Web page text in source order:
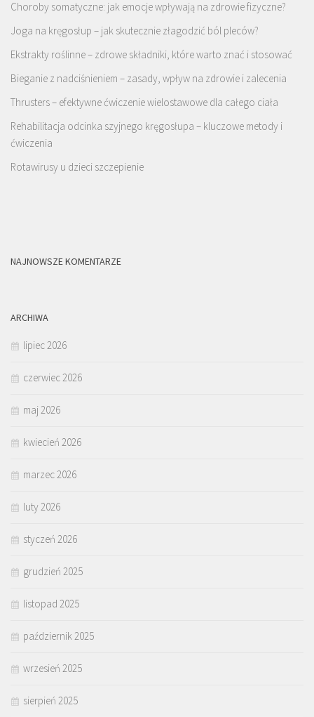
Choroby somatyczne: jak emocje wpływają na zdrowie fizyczne?
Joga na kręgosłup – jak skutecznie złagodzić ból pleców?
Ekstrakty roślinne – zdrowe składniki, które warto znać i stosować
Bieganie z nadciśnieniem – zasady, wpływ na zdrowie i zalecenia
Thrusters – efektywne ćwiczenie wielostawowe dla całego ciała
Rehabilitacja odcinka szyjnego kręgosłupa – kluczowe metody i
ćwiczenia
Rotawirusy u dzieci szczepienie
NAJNOWSZE KOMENTARZE
ARCHIWA
lipiec 2026
czerwiec 2026
maj 2026
kwiecień 2026
marzec 2026
luty 2026
styczeń 2026
grudzień 2025
listopad 2025
październik 2025
wrzesień 2025
sierpień 2025